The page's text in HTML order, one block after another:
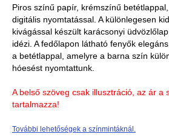
Piros színű papír, krémszínű
digitális nyomtatással. A különlegesen
kivágással készült karácsonyi
idézi. A fedőlapon látható fenyők
a betétlappal, amelyre a barna szín
hóesést nyomtattunk.
A belső szöveg csak illusztráció, az ár a
tartalmazza!
További lehetőségek a színmintáknál.